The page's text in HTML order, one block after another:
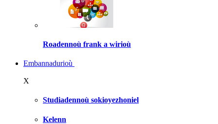
Roadennoù frank a wirioù
Embannadurioù
X
Studiadennoù sokioyezhoniel
Kelenn